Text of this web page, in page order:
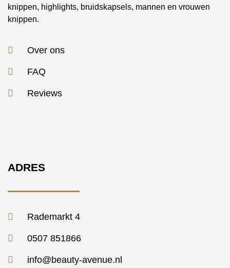
knippen, highlights, bruidskapsels, mannen en vrouwen
knippen.
Over ons
FAQ
Reviews
ADRES
Rademarkt 4
0507 851866
info@beauty-avenue.nl